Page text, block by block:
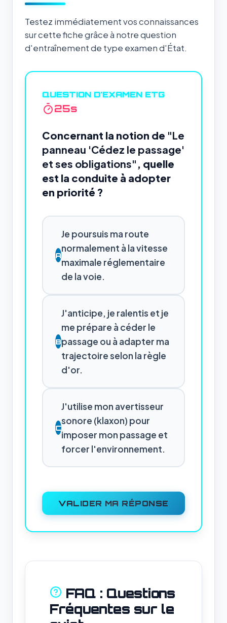
Testez immédiatement vos connaissances
sur cette fiche grâce à notre question
d'entraînement de type examen d'État.
QUESTION D'EXAMEN ETG
24s
Concernant la notion de "Le
panneau 'Cédez le passage'
et ses obligations" , quelle
est la conduite à adopter
en priorité ?
A
Je poursuis ma route
normalement à la vitesse
maximale réglementaire
de la voie.
B
J'anticipe, je ralentis et je
me prépare à céder le
passage ou à adapter ma
trajectoire selon la règle
d'or.
C
J'utilise mon avertisseur
sonore (klaxon) pour
imposer mon passage et
forcer l'environnement.
VALIDER MA RÉPONSE
FAQ : Questions
Fréquentes sur le